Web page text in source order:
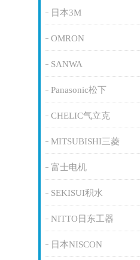
日本3M
OMRON
SANWA
Panasonic松下
CHELIC气立克
MITSUBISHI三菱
富士电机
SEKISUI积水
NITTO日东工器
日本NISCON